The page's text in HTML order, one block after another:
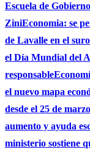
Escuela de
ZiniEconomia: se
de Lavalle en el
el Día Mundial del
responsable
el nuevo mapa
desde el 25 de
aumento y ayuda
ministerio sostiene